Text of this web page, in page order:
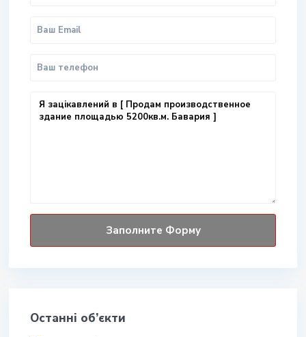
Останні об’єкти